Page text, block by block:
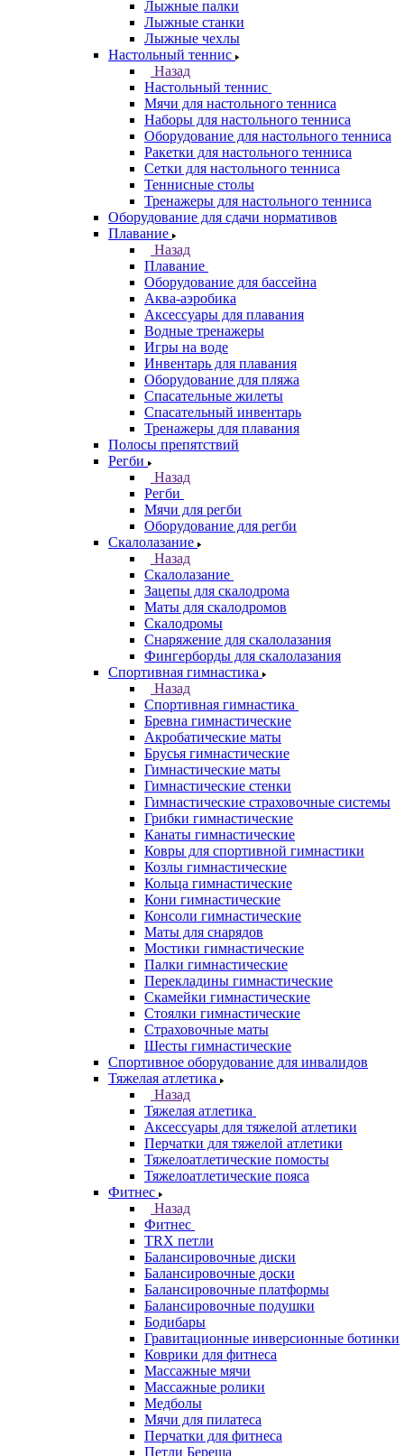
Лыжные палки
Лыжные станки
Лыжные чехлы
Настольный теннис
Назад
Настольный теннис
Мячи для настольного тенниса
Наборы для настольного тенниса
Оборудование для настольного тенниса
Ракетки для настольного тенниса
Сетки для настольного тенниса
Теннисные столы
Тренажеры для настольного тенниса
Оборудование для сдачи нормативов
Плавание
Назад
Плавание
Оборудование для бассейна
Аква-аэробика
Аксессуары для плавания
Водные тренажеры
Игры на воде
Инвентарь для плавания
Оборудование для пляжа
Спасательные жилеты
Спасательный инвентарь
Тренажеры для плавания
Полосы препятствий
Регби
Назад
Регби
Мячи для регби
Оборудование для регби
Скалолазание
Назад
Скалолазание
Зацепы для скалодрома
Маты для скалодромов
Скалодромы
Снаряжение для скалолазания
Фингерборды для скалолазания
Спортивная гимнастика
Назад
Спортивная гимнастика
Бревна гимнастические
Акробатические маты
Брусья гимнастические
Гимнастические маты
Гимнастические стенки
Гимнастические страховочные системы
Грибки гимнастические
Канаты гимнастические
Ковры для спортивной гимнастики
Козлы гимнастические
Кольца гимнастические
Кони гимнастические
Консоли гимнастические
Маты для снарядов
Мостики гимнастические
Палки гимнастические
Перекладины гимнастические
Скамейки гимнастические
Стоялки гимнастические
Страховочные маты
Шесты гимнастические
Спортивное оборудование для инвалидов
Тяжелая атлетика
Назад
Тяжелая атлетика
Аксессуары для тяжелой атлетики
Перчатки для тяжелой атлетики
Тяжелоатлетические помосты
Тяжелоатлетические пояса
Фитнес
Назад
Фитнес
TRX петли
Балансировочные диски
Балансировочные доски
Балансировочные платформы
Балансировочные подушки
Бодибары
Гравитационные инверсионные ботинки
Коврики для фитнеса
Массажные мячи
Массажные ролики
Медболы
Мячи для пилатеса
Перчатки для фитнеса
Петли Береша